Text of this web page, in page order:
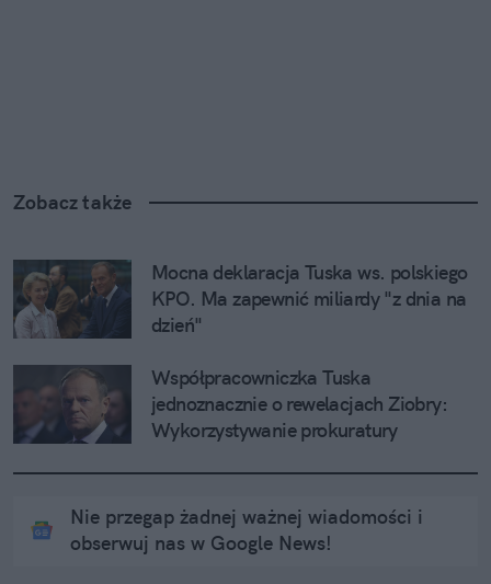
Zobacz także
Mocna deklaracja Tuska ws. polskiego
KPO. Ma zapewnić miliardy "z dnia na
dzień"
Współpracowniczka Tuska
jednoznacznie o rewelacjach Ziobry:
Wykorzystywanie prokuratury
Nie przegap żadnej ważnej wiadomości i
obserwuj nas w Google News!